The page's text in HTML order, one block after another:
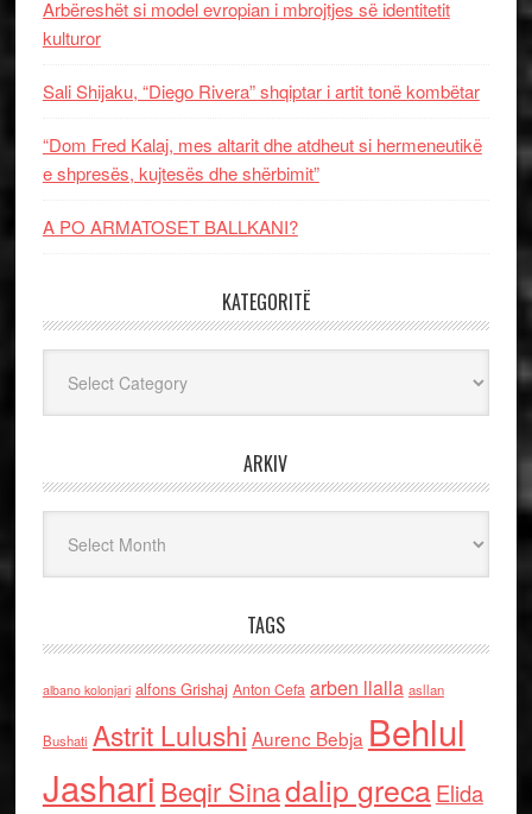
Arbëreshët si model evropian i mbrojtjes së identitetit
kulturor
Sali Shijaku, “Diego Rivera” shqiptar i artit tonë kombëtar
“Dom Fred Kalaj, mes altarit dhe atdheut si hermeneutikë
e shpresës, kujtesës dhe shërbimit”
A PO ARMATOSET BALLKANI?
KATEGORITË
ARKIV
TAGS
albano kolonjari alfons Grishaj Anton Cefa arben llalla asllan
Bushati Astrit Lulushi Aurenc Bebja Behlul
Jashari Beqir Sinadalip grecaElida